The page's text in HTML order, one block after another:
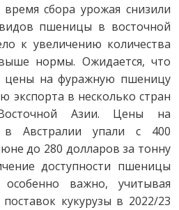
сбора урожая снизили
пшеницы в восточной
к увеличению количества
нормы. Ожидается, что
цены на фуражную пшеницу
экспорта в несколько стран
Азии. Цены на
Австралии упали с 400
до 280 долларов за тонну
доступности пшеницы
особенно важно, учитывая
кукурузы в 2022/23